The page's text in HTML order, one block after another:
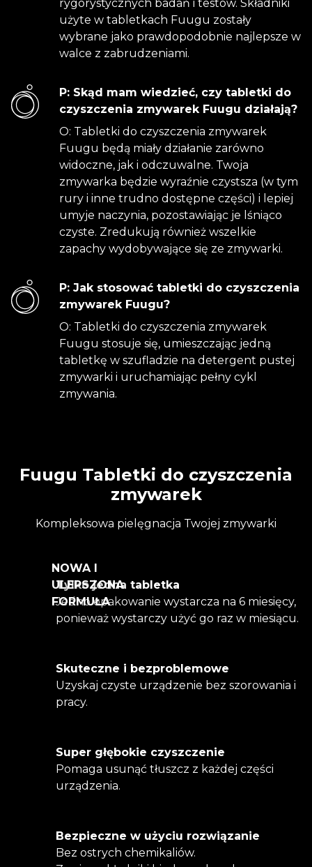
rygorystycznych badań i testów. Składniki
użyte w tabletkach Fuugu zostały
wybrane jako prawdopodobnie najlepsze w
walce z zabrudzeniami.
P: Skąd mam wiedzieć, czy tabletki do
czyszczenia zmywarek Fuugu działają?
O: Tabletki do czyszczenia zmywarek
Fuugu będą miały działanie zarówno
widoczne, jak i odczuwalne. Twoja
zmywarka będzie wyraźnie czystsza (w tym
rury i inne trudno dostępne części) i lepiej
umyje naczynia, pozostawiając je lśniąco
czyste. Zredukują również wszelkie
zapachy wydobywające się ze zmywarki.
P: Jak stosować tabletki do czyszczenia
zmywarek Fuugu?
O: Tabletki do czyszczenia zmywarek
Fuugu stosuje się, umieszczając jedną
tabletkę w szufladzie na detergent pustej
zmywarki i uruchamiając pełny cykl
zmywania.
Fuugu Tabletki do czyszczenia
zmywarek
Kompleksowa pielęgnacja Twojej zmywarki
Tylko jedna tabletka
Jedno opakowanie wystarcza na 6 miesięcy,
ponieważ wystarczy użyć go raz w miesiącu.
Skuteczne i bezproblemowe
Uzyskaj czyste urządzenie bez szorowania i
pracy.
NOWA I
ULEPSZONA
FORMUŁA
Super głębokie czyszczenie
Pomaga usunąć tłuszcz z każdej części
urządzenia.
Bezpieczne w użyciu rozwiązanie
Bez ostrych chemikaliów.